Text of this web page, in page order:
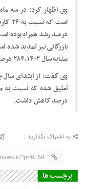
مشابه سال ۱۴۰۲، ۲۸۴ درصد رشد داشته است.
وی گفت: از ابتدای سال
درصد کاهش داشت.
به اشتراک بگذارید :
?p=6158
برچسب ها